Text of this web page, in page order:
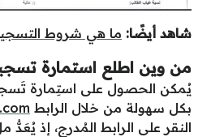
شاهد أيضًا: ما هي شروط
من وين اطلع استمارة
يُمكن الحصول على استِمارة
بكل سهولة من خلال الرابط
النقر على الرابط المُدرج، إذ